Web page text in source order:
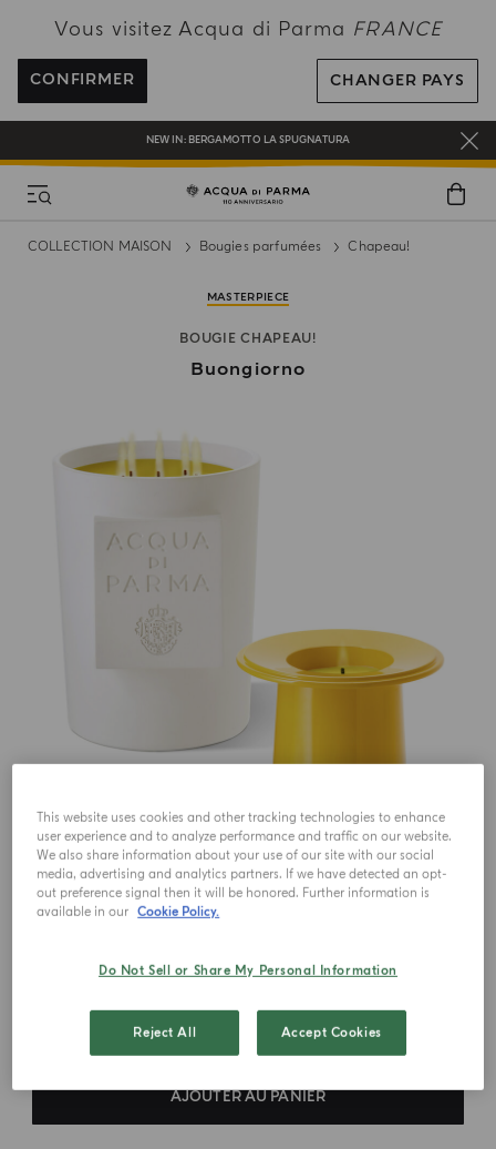
Vous visitez Acqua di Parma FRANCE
CONFIRMER CHANGER PAYS
À 120€
INSCRIVEZ-VOUS ET PROFITEZ DE NOS AVANTAGES
CADEAU OFFERT POUR TOUTE COMMANDE SUPÉRIEURE À 180€
NEW IN: BERGAMOTTO LA SPUGNATURA
COLLECTION MAISON Bougies parfumées Chapeau!
MASTERPIECE
BOUGIE CHAPEAU!
Buongiorno
€ 650.00
AJOUTER AU PANIER
This website uses cookies and other tracking technologies to enhance
user experience and to analyze performance and traffic on our website.
We also share information about your use of our site with our social
media, advertising and analytics partners. If we have detected an opt-
out preference signal then it will be honored. Further information is
available in our Cookie Policy.
Do Not Sell or Share My Personal Information
Reject All Accept Cookies